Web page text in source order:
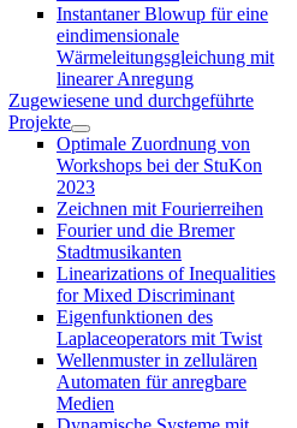
Instantaner Blowup für eine
eindimensionale
Wärmeleitungsgleichung mit
linearer Anregung
Zugewiesene und durchgeführte
Projekte
Optimale Zuordnung von
Workshops bei der StuKon
2023
Zeichnen mit Fourierreihen
Fourier und die Bremer
Stadtmusikanten
Linearizations of Inequalities
for Mixed Discriminant
Eigenfunktionen des
Laplaceoperators mit Twist
Wellenmuster in zellulären
Automaten für anregbare
Medien